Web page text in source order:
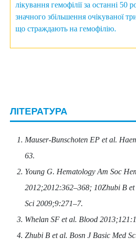
лікування гемофілії за останні 50
значного збільшення очікуваної
що страждають на гемофілію.
ЛІТЕРАТУРА
Mauser-Bunschoten EP et al.
63.
Young G. Hematology Am Soc
2012;2012:362–368; 10Zhubi B
Sci 2009;9:271–7.
Whelan SF et al. Blood
Zhubi B et al. Bosn J Basic Med